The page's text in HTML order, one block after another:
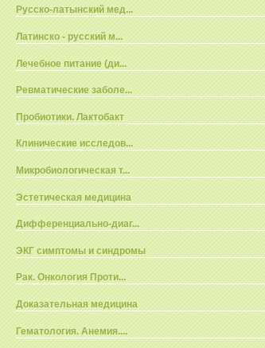
Русско-латынский мед...
Латинско - русский м...
Лечебное питание (ди...
Ревматические заболе...
Пробиотики. Лактобакт
Клинические исследов...
Микробиологическая т...
Эстетическая медицина
Дифференциально-диаг...
ЭКГ симптомы и синдромы
Рак. Онкология Проти...
Доказательная медицина
Гематология. Анемия....